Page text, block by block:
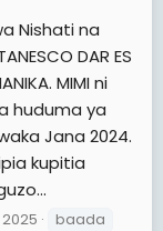
Nishati na
DAR ES
MIMI ni
huduma ya
Jana 2024.
kupitia
baada